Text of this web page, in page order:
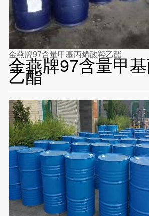
金燕牌97含量甲基丙烯酸羟乙酯
金燕牌97含量甲
乙酯